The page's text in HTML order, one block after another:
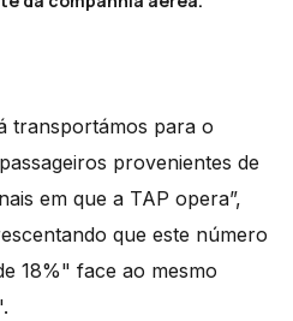
transportámos para o
provenientes de
em que a TAP opera”,
que este número
18%" face ao mesmo